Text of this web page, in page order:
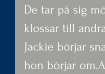
De tar på sig
klossar till
Jackie börjar
hon börjar